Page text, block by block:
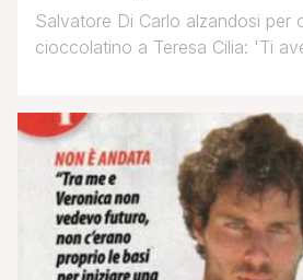
Salvatore Di Carlo alzandosi per
cioccolatino a Teresa Cilia: 'Ti
pure azzeccato e penso di
per te, aprilo!' Teresa Cilia: 'No!'
'Come no? Chi non [']